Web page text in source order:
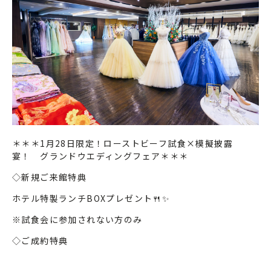
＊＊＊1月28日限定！ローストビーフ試食×模擬披露
宴！ グランドウエディングフェア＊＊＊
◇新規ご来館特典
ホテル特製ランチBOXプレゼント🍴✨
※試食会に参加されない方のみ
◇ご成約特典